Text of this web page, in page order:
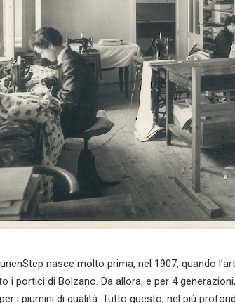
nasce molto prima, nel 1907, quando
i portici di Bolzano. Da allora, e per 4
i piumini di qualità. Tutto questo, nel più